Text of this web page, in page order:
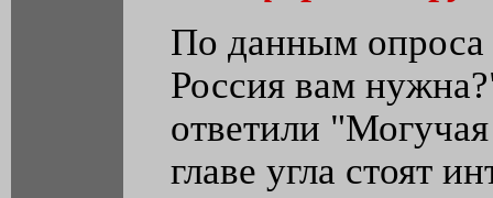
По данным
Россия вам
ответили
главе угла стоят